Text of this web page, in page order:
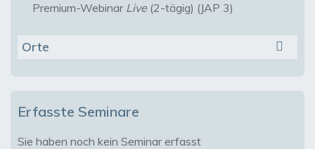
Premium-Webinar Live (2-tägig) (JAP 3)
Orte
Erfasste Seminare
Sie haben noch kein Seminar erfasst